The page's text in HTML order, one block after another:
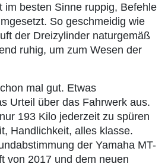
im besten Sinne ruppig, Befehle
So geschmeidig wie
der Dreizylinder naturgemäß
ruhig, um zum Wesen der
mal gut. Etwas
Urteil über das Fahrwerk aus.
193 Kilo jederzeit zu spüren
Handlichkeit, alles klasse.
der Yamaha MT-
von 2017 und dem neuen